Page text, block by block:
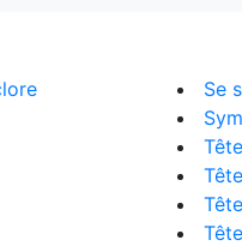
Se